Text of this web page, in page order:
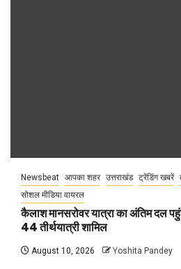
Newsbeat आपका शहर उत्तराखंड ट्रेंडिंग खबरें
सोशल मीडिया वायरल
कैलाश मानसरोवर यात्रा का अंतिम दल
44 तीर्थयात्री शामिल
August 10, 2026 Yoshita Pandey